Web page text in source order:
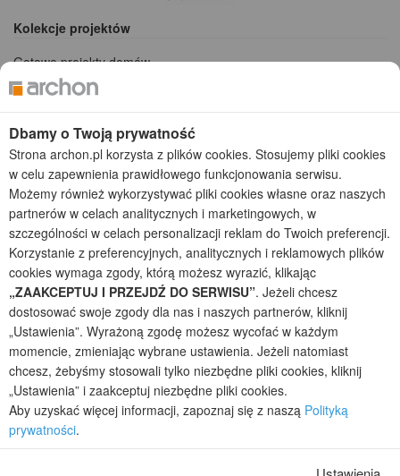
Kolekcje projektów
Gotowe projekty domów
Projekty domów tanich w budowie
Projekty domów szeregowych
Projekty domów wielorodzinnych
Projekty domów bliźniaczych
Projekty domów nowoczesnych
Projekty domów parterowych
2026 © ARCHON+ Biuro Projektów - Tradycyjne i nowoczesne gotowe
projekty domów - autorska pracownia architektoniczna założona w 1990r.
przez arch. Barbarę Mendel
Z uwagi na ciągłe doskonalenie procesu powstawania projektów (zgodnie z
normą ISO 9001), prezentowane na stronie projekty domów mogą
nieznacznie różnić się od dokumentacji technicznej.
Informujemy, iż w celu optymalizacji treści dostępnych w naszym sklepie,
dostosowania ich do Państwa indywidualnych potrzeb korzystamy z
informacji zapisanych za pomocą plików cookies na urządzeniach
końcowych użytkowników. Pliki cookies użytkownik może kontrolować za
pomocą ustawień swojej przeglądarki internetowej. Dalsze korzystanie z
naszego serwisu internetowego, bez zmiany ustawień przeglądarki
internetowej oznacza, iż użytkownik akceptuje stosowanie plików cookies.
Dbamy o Twoją prywatność
Strona archon.pl korzysta z plików cookies. Stosujemy pliki cookies
w celu zapewnienia prawidłowego funkcjonowania serwisu.
Możemy również wykorzystywać pliki cookies własne oraz naszych
partnerów w celach analitycznych i marketingowych, w
szczególności w celach personalizacji reklam do Twoich preferencji.
Korzystanie z preferencyjnych, analitycznych i reklamowych plików
cookies wymaga zgody, którą możesz wyrazić, klikając
„ZAAKCEPTUJ I PRZEJDŹ DO SERWISU”. Jeżeli chcesz
dostosować swoje zgody dla nas i naszych partnerów, kliknij
„Ustawienia”. Wyrażoną zgodę możesz wycofać w każdym
momencie, zmieniając wybrane ustawienia. Jeżeli natomiast
chcesz, żebyśmy stosowali tylko niezbędne pliki cookies, kliknij
„Ustawienia” i zaakceptuj niezbędne pliki cookies.
Aby uzyskać więcej informacji, zapoznaj się z naszą Polityką
prywatności.